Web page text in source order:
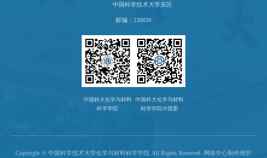
中国科学技术大学东区
邮编：230026
中国科大化学与材料
科学学院
中国科大化学与材料
科学学院分团委
Copyright © 中国科学技术大学化学与材料科学学院 All Rights Reserved. 网络中心制作维护